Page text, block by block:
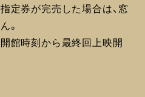
定券が完売した場合は、窓
。
館時刻から最終回上映開